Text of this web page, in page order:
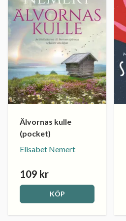
Älvornas kulle
(pocket)
Elisabet Nemert
109 kr
KÖP